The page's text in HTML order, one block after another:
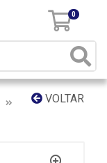
0
VOLTAR